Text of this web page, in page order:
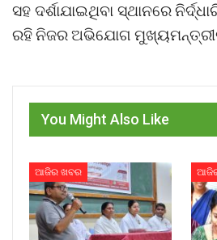
ସହ ଦର୍ଶାଯାଇଥିବା ସ୍ଥାନରେ
ରହି ନିଜର ଅଭିଯୋଗ
You Might Also Like
ଆଜିର ଖବର